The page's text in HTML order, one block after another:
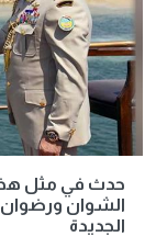
الشوان
الجديدة